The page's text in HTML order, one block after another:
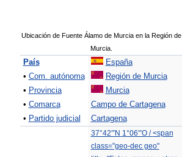
Ubicación de Fuente Álamo de Murcia en la Región de
Murcia.
País
España
• Com. autónoma
Región de Murcia
• Provincia
Murcia
• Comarca
Campo de Cartagena
• Partido judicial Cartagena
37°42′″N 1°06′″O/<span
class="geo-dec geo"